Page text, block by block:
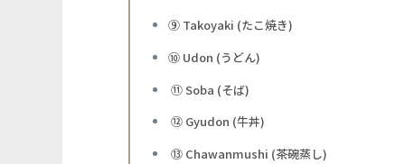
⑨ Takoyaki (たこ焼き)
⑩ Udon (うどん)
⑪ Soba (そば)
⑫ Gyudon (牛丼)
⑬ Chawanmushi (茶碗蒸し)